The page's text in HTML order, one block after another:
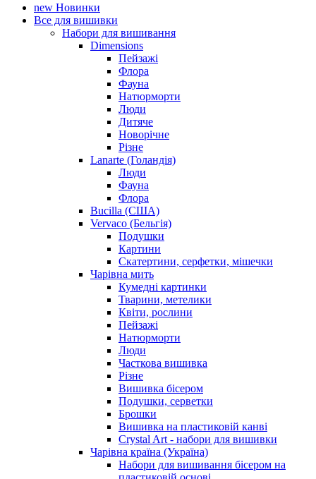
new Новинки
Все для вишивки
Набори для вишивання
Dimensions
Пейзажі
Флора
Фауна
Натюрморти
Люди
Дитяче
Новорічне
Різне
Lanarte (Голандія)
Люди
Фауна
Флора
Bucilla (США)
Vervaco (Бельгія)
Подушки
Картини
Скатертини, серфетки, мішечки
Чарiвна мить
Кумедні картинки
Тварини, метелики
Квіти, рослини
Пейзажі
Натюрморти
Люди
Часткова вишивка
Різне
Вишивка бісером
Подушки, серветки
Брошки
Вишивка на пластиковій канві
Crystal Art - набори для вишивки
Чарівна країна (Україна)
Набори для вишивання бісером на